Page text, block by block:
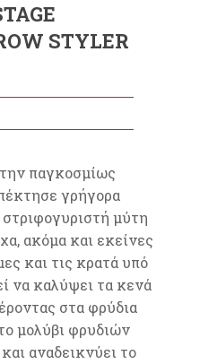
STYLER
παγκοσμίως
γρήγορα
μύτη
ακόμα και εκείνες
και τις κρατά υπό
να καλύψει τα κενά
στα φρύδια
μολύβι φρυδιών
αναδεικνύει το